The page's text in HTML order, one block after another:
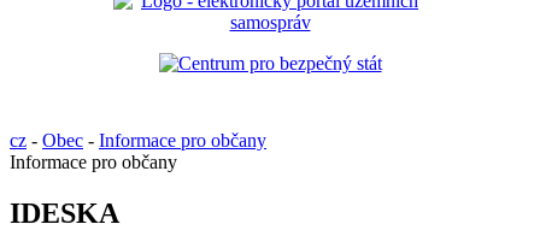
cz - Obec - Informace pro občany
Informace pro občany
IDESKA